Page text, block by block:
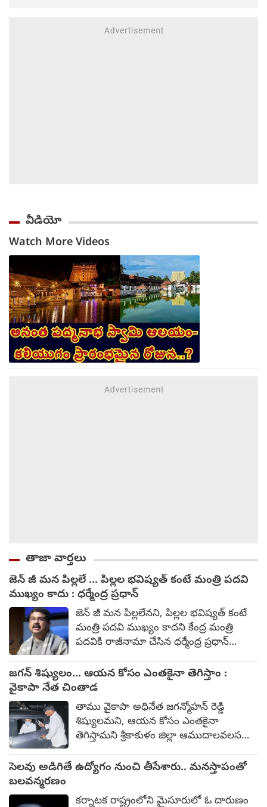
వీడియో
Watch More Videos
తాజా వార్తలు
జెన్ జీ మన పిల్లలే ... పిల్లల భవిష్యత్ కంటే మంత్రి పదవి
ముఖ్యం కాదు : ధర్మేంద్ర ప్రధాన్
జెన్ జీ మన పిల్లలేనని, పిల్లల భవిష్యత్ కంటే
మంత్రి పదవి ముఖ్యం కాదని కేంద్ర మంత్రి
పదవికి రాజీనామా చేసిన ధర్మేంద్ర ప్రధాన్
వ్యవహారంతో ఆయన మంత్రి పదవికి
రాజీనామా చేసిన విషయం తెల్సిందే. ఆ
తర్వాత ఆయన స్పందిస్తూ, నీట్ పేపర్ లీక్
వ్యవహారంపై జరిగిన ఆందోళనల్లో జెన్ జీని
కొందరు తప్పుదోవ పట్టించేందుకు
ప్రయత్నించారని ఆయన ఆరోపించారు.
జగన్ శిష్యులం... ఆయన కోసం ఎంతకైనా తెగిస్తాం :
వైకాపా నేత చింతాడ
తాము వైకాపా అధినేత జగన్మోహన్ రెడ్డి
శిష్యులమని, ఆయన కోసం ఎంతకైనా
తెగిస్తామని శ్రీకాకుళం జిల్లా ఆముదాలవలస
రవికుమార్ అన్నారు. గత నెల 30వ తేదీన
శ్రీకాకుళంలో బందోబస్తు విధుల్లో ఉన్న మహిళా
ఎస్ఐ ప్రవల్లిక పట్ల అనుచితంగా ప్రవర్తించిన
సెలవు అడిగితే ఉద్యోగం నుంచి తీసేశారు.. మనస్తాపంతో
బలవన్మరణం
కర్నాటక రాష్ట్రంలోని మైసూరులో ఓ దారుణం